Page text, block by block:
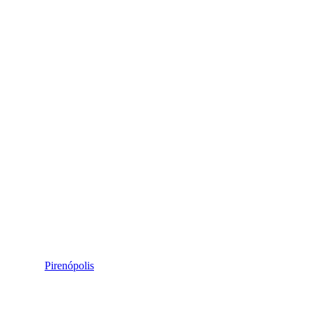
Pirenópolis